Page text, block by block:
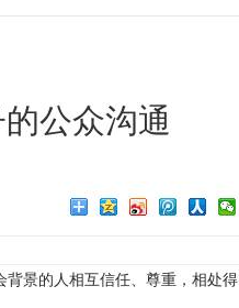
公众沟通
景的人相互信任、尊重，相处得